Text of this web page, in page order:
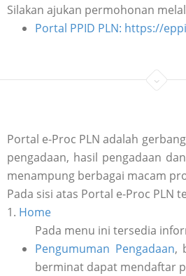
Silakan ajukan permohonan
Portal PPID PLN: https://
Portal e-Proc PLN adalah
pengadaan, hasil pengadaan
menampung berbagai macam
Pada sisi atas Portal e-Proc PLN
1. Home
Pada menu ini tersedia
Pengumuman Pengadaan,
berminat dapat mendaftar